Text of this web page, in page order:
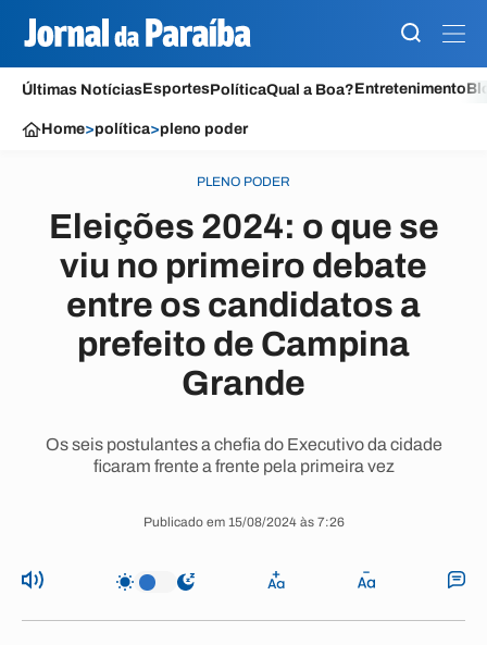
Últimas NotíciasEsportesPolíticaQual a Boa?Entretenimento
Home>política>pleno poder
PLENO PODER
Eleições 2024: o que se
viu no primeiro debate
entre os candidatos a
prefeito de Campina
Grande
Os seis postulantes a chefia do Executivo da cidade
ficaram frente a frente pela primeira vez
Publicado em 15/08/2024 às 7:26